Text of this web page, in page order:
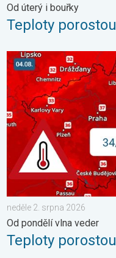
Od úterý i bouřky
Teploty
Teploty porostou až ke
neděle 2. srpna 2026
Od pondělí vlna veder
Teploty